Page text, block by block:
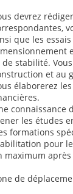
devrez
que les
de stabilité.
et au
élaborerez
connaissance
les études
formations
pour le
maximum
de